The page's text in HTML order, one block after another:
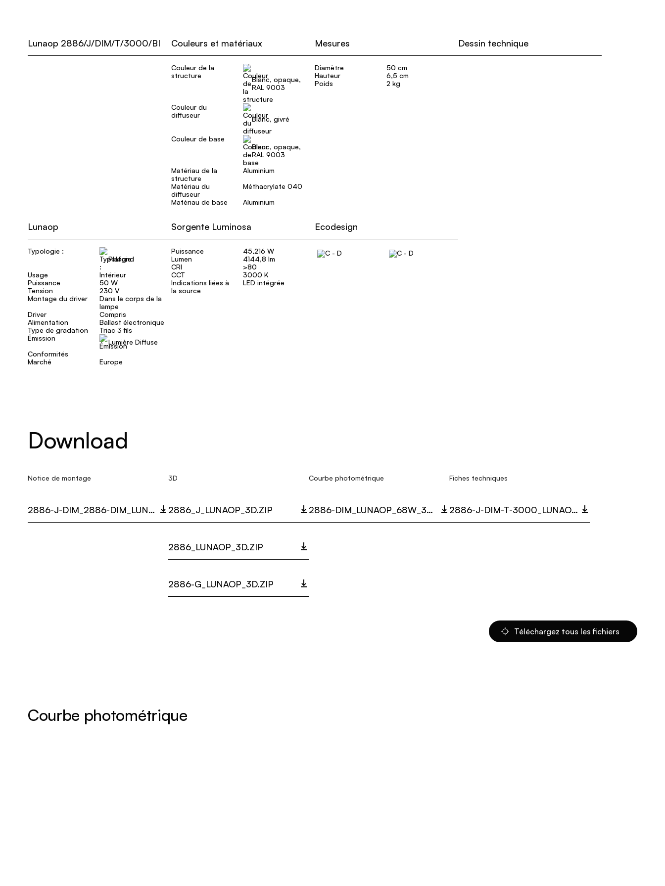
Lunaop 2886/J/DIM/T/3000/BI Couleurs et matériaux
Couleur de la
structure
Blanc, opaque,
RAL 9003
Couleur du
diffuseur
Blanc, givré
Couleur de base
Blanc, opaque,
RAL 9003
Matériau de la
structure
Aluminium
Matériau du
diffuseur
Méthacrylate 040
Matériau de base
Aluminium
Mesures
Diamètre
50 cm
Hauteur
6,5 cm
Poids
2 kg
Dessin technique
Lunaop
Typologie :
Plafond
Usage
Intérieur
Puissance
50 W
Tension
230 V
Montage du driver
Dans le corps de la
lampe
Driver
Compris
Alimentation
Ballast électronique
Type de gradation
Triac 3 fils
Émission
Lumière Diffuse
Conformités
Marché
Europe
Sorgente Luminosa
Puissance
45,216 W
Lumen
4144,8 lm
CRI
>80
CCT
3000 K
Indications liées à
la source
LED intégrée
Ecodesign
Download
Notice de montage
2886-J-DIM_2886-DIM_LUNAOP_MULTI_LANGUAGE_9311_INST.PDF
3D
2886_J_LUNAOP_3D.ZIP
2886_LUNAOP_3D.ZIP
2886-G_LUNAOP_3D.ZIP
Courbe photométrique
2886-DIM_LUNAOP_68W_3000K_LC.ZIP
Fiches techniques
2886-J-DIM-T-3000_LUNAOP.PDF
Téléchargez tous les fichiers
Courbe photométrique